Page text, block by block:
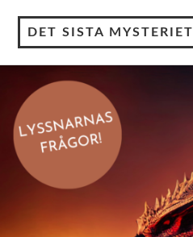
DET SISTA MYSTERIET